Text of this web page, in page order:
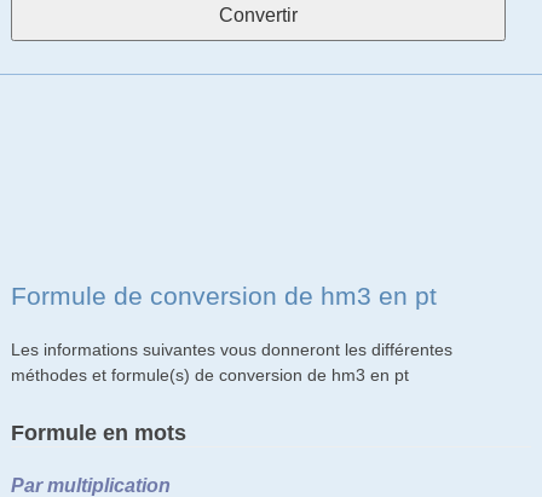
Formule de conversion de hm3 en pt
Les informations suivantes vous donneront les différentes
méthodes et formule(s) de conversion de hm3 en pt
Formule en mots
Par multiplication